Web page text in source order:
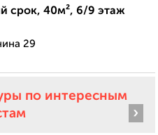
срок, 40м², 6/9 этаж
29
по интересным
›